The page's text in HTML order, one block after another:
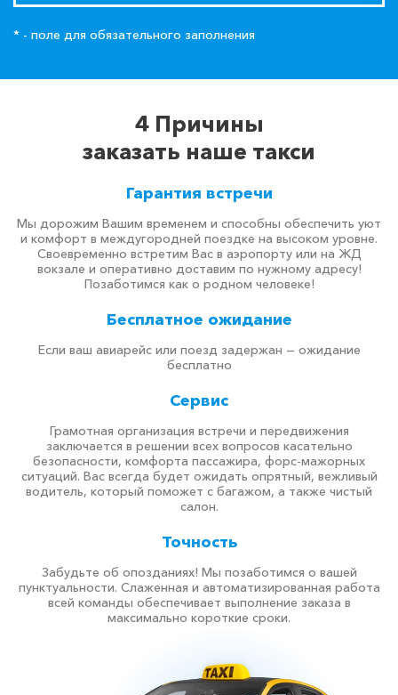
* - поле для обязательного заполнения
4 Причины
заказать наше такси
Гарантия встречи
Мы дорожим Вашим временем и способны обеспечить уют
и комфорт в междугородней поездке на высоком уровне.
Своевременно встретим Вас в аэропорту или на ЖД
вокзале и оперативно доставим по нужному адресу!
Позаботимся как о родном человеке!
Бесплатное ожидание
Если ваш авиарейс или поезд задержан — ожидание
бесплатно
Сервис
Грамотная организация встречи и передвижения
заключается в решении всех вопросов касательно
безопасности, комфорта пассажира, форс-мажорных
ситуаций. Вас всегда будет ожидать опрятный, вежливый
водитель, который поможет с багажом, а также чистый
салон.
Точность
Забудьте об опозданиях! Мы позаботимся о вашей
пунктуальности. Слаженная и автоматизированная работа
всей команды обеспечивает выполнение заказа в
максимально короткие сроки.